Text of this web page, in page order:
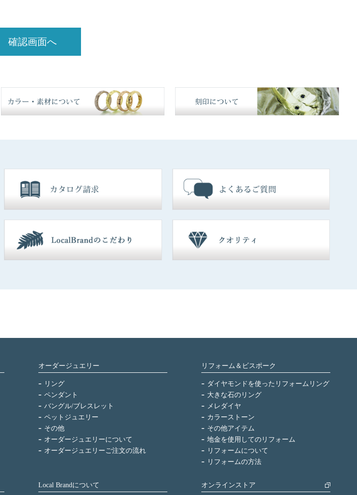
確認画面へ
オーダージュエリー
リング
ペンダント
バングル/ブレスレット
ペットジュエリー
その他
オーダージュエリーについて
オーダージュエリーご注文の流れ
リフォーム＆ビスポーク
ダイヤモンドを使ったリフォームリング
大きな石のリング
メレダイヤ
カラーストーン
その他アイテム
地金を使用してのリフォーム
リフォームについて
リフォームの方法
Local Brandについて オンラインストア